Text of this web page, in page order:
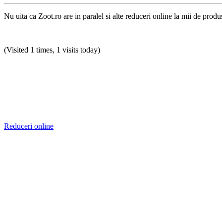
Nu uita ca Zoot.ro are in paralel si alte reduceri online la mii de
(Visited 1 times, 1 visits today)
Reduceri online